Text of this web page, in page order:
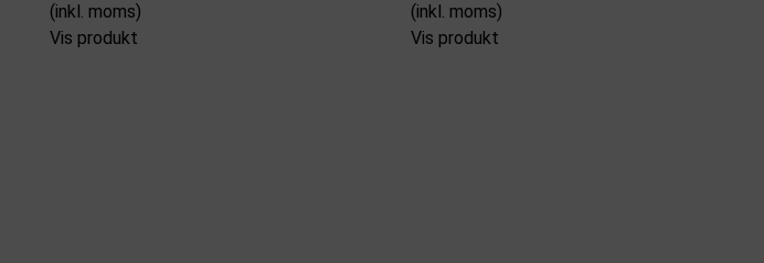
(inkl. moms)
Vis produkt
(inkl. moms)
Vis produkt